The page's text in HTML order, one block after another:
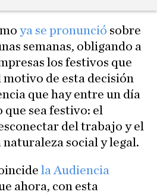
ya se pronunció sobre
semanas, obligando a
los festivos que
motivo de esta decisión
que hay entre un día
que sea festivo: el
del trabajo y el
naturaleza social y legal.
la Audiencia
ahora, con esta